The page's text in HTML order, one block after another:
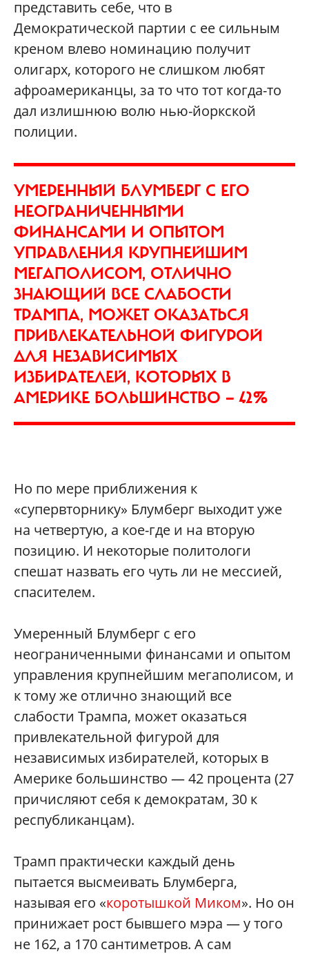
представить себе, что в
Демократической партии с ее сильным
креном влево номинацию получит
олигарх, которого не слишком любят
афроамериканцы, за то что тот когда-то
дал излишнюю волю нью-йоркской
полиции.
УМЕРЕННЫЙ БЛУМБЕРГ С ЕГО
НЕОГРАНИЧЕННЫМИ
ФИНАНСАМИ И ОПЫТОМ
УПРАВЛЕНИЯ КРУПНЕЙШИМ
МЕГАПОЛИСОМ, ОТЛИЧНО
ЗНАЮЩИЙ ВСЕ СЛАБОСТИ
ТРАМПА, МОЖЕТ ОКАЗАТЬСЯ
ПРИВЛЕКАТЕЛЬНОЙ ФИГУРОЙ
ДЛЯ НЕЗАВИСИМЫХ
ИЗБИРАТЕЛЕЙ, КОТОРЫХ В
АМЕРИКЕ БОЛЬШИНСТВО — 42%
Но по мере приближения к
«супервторнику» Блумберг выходит уже
на четвертую, а кое-где и на вторую
позицию. И некоторые политологи
спешат назвать его чуть ли не мессией,
спасителем.
Умеренный Блумберг с его
неограниченными финансами и опытом
управления крупнейшим мегаполисом, и
к тому же отлично знающий все
слабости Трампа, может оказаться
привлекательной фигурой для
независимых избирателей, которых в
Америке большинство — 42 процента (27
причисляют себя к демократам, 30 к
республиканцам).
Трамп практически каждый день
пытается высмеивать Блумберга,
называя его «коротышкой Миком». Но он
принижает рост бывшего мэра — у того
не 162, а 170 сантиметров. А сам